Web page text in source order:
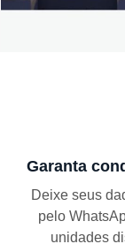
Garanta
Deixe seus
pelo
unidades